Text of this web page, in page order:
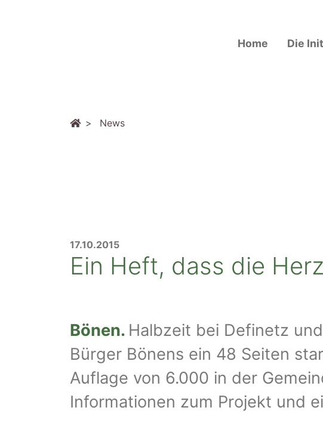
Home Die
News
17.10.2015
Ein Heft, dass die
Bönen. Halbzeit bei Definetz
Bürger Bönens ein 48 Seiten
Auflage von 6.000 in der
Informationen zum Projekt und